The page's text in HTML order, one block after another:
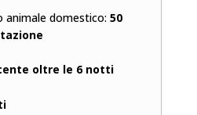
animale domestico: 50
oltre le 6 notti